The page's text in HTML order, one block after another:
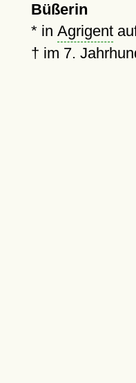
Büßerin
* in Agrigent
† im 7.